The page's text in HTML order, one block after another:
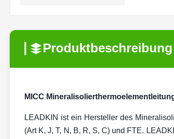
Produktbeschreibung
MICC
LEADKIN ist ein Hersteller des
(Art K, J, T, N, B, R, S, C) und FTE.